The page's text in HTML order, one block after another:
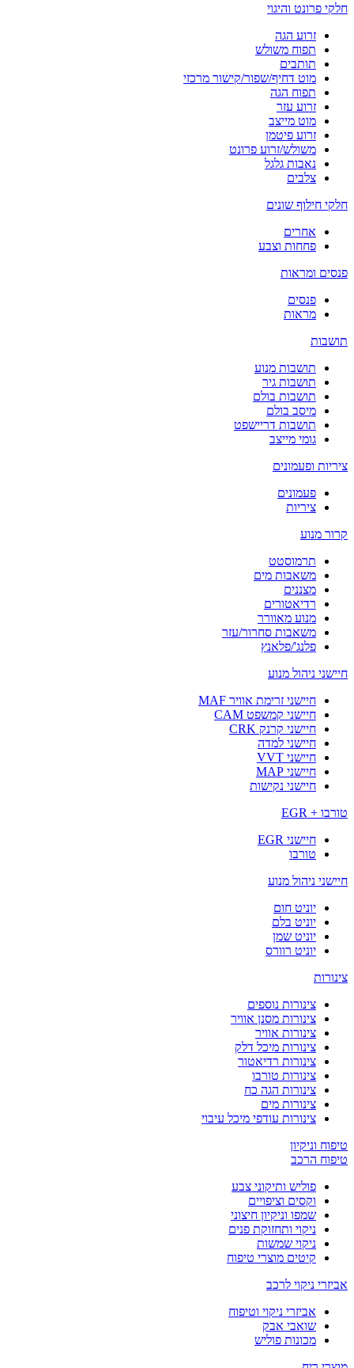
חלקי פרונט והיגוי
זרוע הגה
תפוח משולש
תותבים
מוט דחיף/שפור/קישור מרכזי
תפוח הגה
זרוע עזר
מוט מייצב
זרוע פיטמן
משולש/זרוע פרונט
נאבות גלגל
צלבים
חלקי חילוף שונים
אחרים
פחחות וצבע
פנסים ומראות
פנסים
מראות
תושבות
תושבות מנוע
תושבות גיר
תושבות בולם
מיסב בולם
תושבות דריישפט
גומי מייצב
ציריות ופעמונים
פעמונים
ציריות
קרור מנוע
תרמוסטט
משאבות מים
מצננים
רדיאטורים
מנוע מאוורר
משאבות סחרור/עזר
פלנג'/פלאנץ
חיישני ניהול מנוע
חיישני זרימת אוויר MAF
חיישני קמשפט CAM
חיישני קרנק CRK
חיישני למדה
חיישני VVT
חיישני MAP
חיישני נקישות
טורבו + EGR
חיישני EGR
טורבו
חיישני ניהול מנוע
יוניט חום
יוניט בלם
יוניט שמן
יוניט רוורס
צינורות
צינורות נוספים
צינורות מסנן אוויר
צינורות אוויר
צינורות מיכל דלק
צינורות רדיאטור
צינורות טורבו
צינורות הגה כח
צינורות מים
צינורות עודפי מיכל עיבוי
טיפוח וניקיון
טיפוח הרכב
פוליש ותיקוני צבע
וקסים וציפויים
שמפו וניקיון חיצוני
ניקוי ותחזוקת פנים
ניקוי שמשות
קיטים מוצרי טיפוח
אביזרי ניקוי לרכב
אביזרי ניקוי וטיפוח
שואבי אבק
מכונות פוליש